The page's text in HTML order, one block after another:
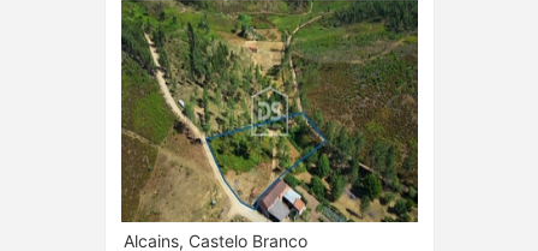
Alcains, Castelo Branco